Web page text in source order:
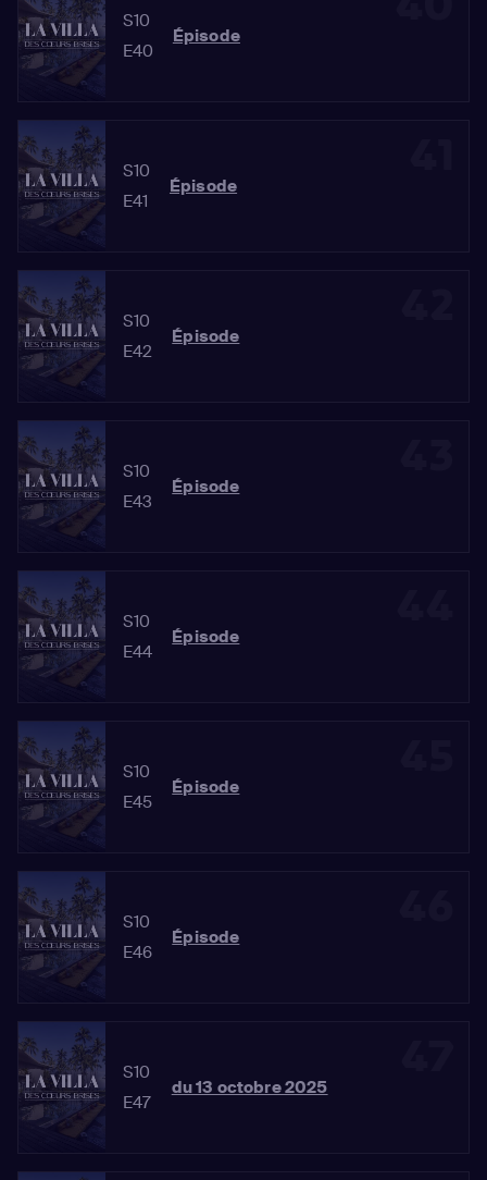
S10
E40
Épisode
S10
E41
Épisode
S10
E42
Épisode
S10
E43
Épisode
S10
E44
Épisode
S10
E45
Épisode
S10
E46
Épisode
S10
E47
du 13 octobre 2025